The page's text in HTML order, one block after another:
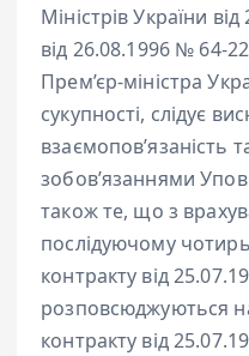
Міністрів України
від 26.08.1996 № 64-
Прем’єр-міністра
сукупності, слідує
взаємопов’язаність
зобов’язаннями
також те, що з
послідуючому
контракту від
розповсюджуються
контракту від